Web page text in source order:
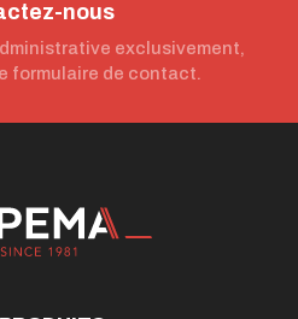
nous
exclusivement,
formulaire de contact.